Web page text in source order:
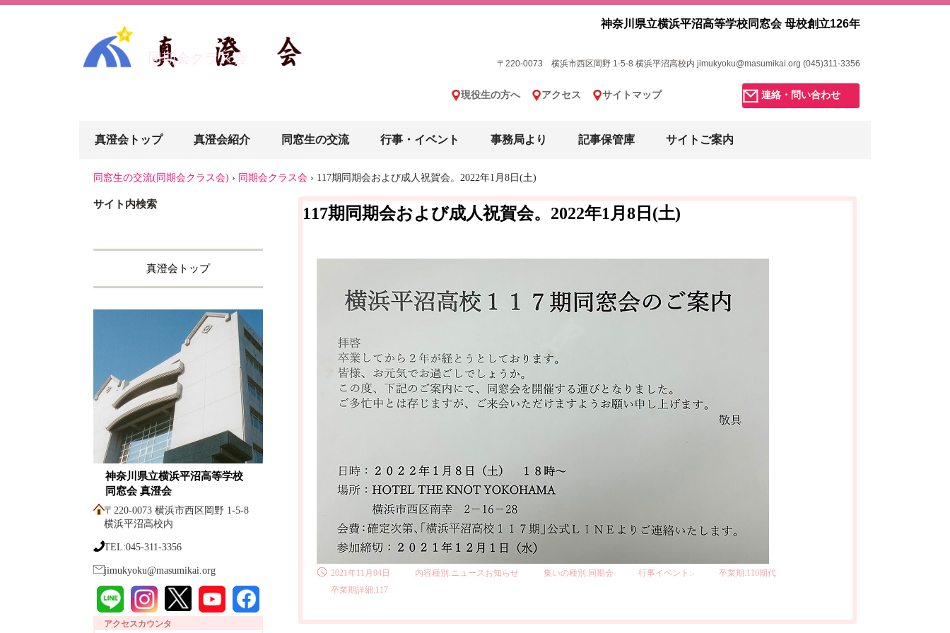
同期会クラス会
神奈川県立横浜平沼高等学校同窓会 母校創立126年
〒220-0073 横浜市西区岡野 1-5-8 横浜平沼高校内 jimukyoku@masumikai.org (045)311-3356
連絡・問い合わせ
現役生の方へ アクセス サイトマップ
真澄会トップ 真澄会紹介 同窓生の交流 行事・イベント 事務局より 記事保管庫 サイトご案内
同窓生の交流(同期会クラス会) › 同期会クラス会 › 117期同期会および成人祝賀会。2022年1月8日(土)
117期同期会および成人祝賀会。2022年1月8日(土)
2021年11月04日 内容種別:ニュースお知らせ 集いの種別:同期会 行事イベント:-
卒業期:110期代
卒業期詳細:117
サイト内検索
真澄会トップ
神奈川県立横浜平沼高等学校
同窓会 真澄会
〒220-0073 横浜市西区岡野 1-5-8
横浜平沼高校内
TEL:045-311-3356
jimukyoku@masumikai.org
アクセスカウンタ